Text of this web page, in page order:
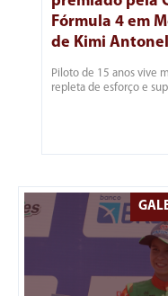
Fórmula 4 em
de Kimi
Piloto de 15 anos vive
repleta de esforço e